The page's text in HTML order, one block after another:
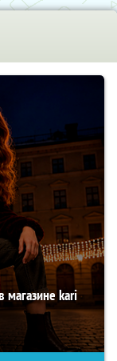
магазине kari